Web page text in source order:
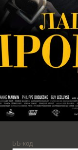
ББ-код